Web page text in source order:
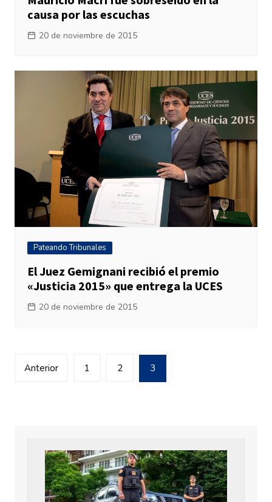
causa por las escuchas
20 de noviembre de 2015
Pateando Tribunales
El Juez Gemignani recibió el premio
«Justicia 2015» que entrega la UCES
20 de noviembre de 2015
Navegación
Anterior 1 2 3